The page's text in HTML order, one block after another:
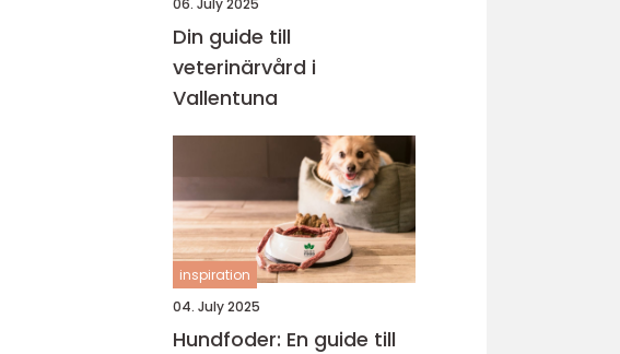
06. July 2025
Din guide till
veterinärvård i
Vallentuna
inspiration
04. July 2025
Hundfoder: En guide till